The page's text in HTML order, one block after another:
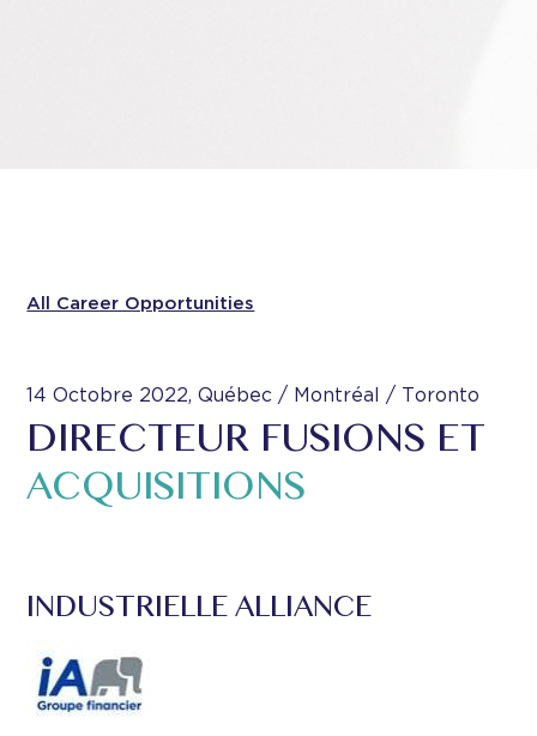
All Career Opportunities
14 Octobre 2022, Québec / Montréal / Toronto
DIRECTEUR FUSIONS ET
ACQUISITIONS
INDUSTRIELLE ALLIANCE